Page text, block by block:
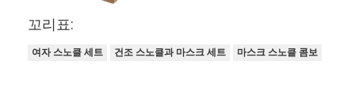
꼬리표:
여자 스노클 세트 건조 스노클과 마스크 세트 마스크 스노클 콤보